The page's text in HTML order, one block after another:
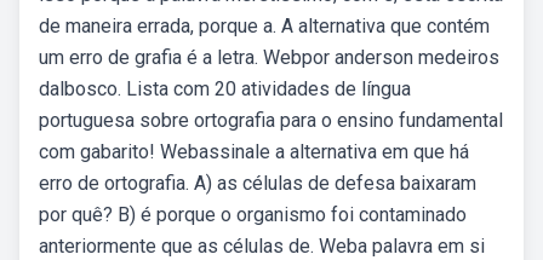
de maneira errada, porque a. A alternativa que contém
um erro de grafia é a letra. Webpor anderson medeiros
dalbosco. Lista com 20 atividades de língua
portuguesa sobre ortografia para o ensino fundamental
com gabarito! Webassinale a alternativa em que há
erro de ortografia. A) as células de defesa baixaram
por quê? B) é porque o organismo foi contaminado
anteriormente que as células de. Weba palavra em si